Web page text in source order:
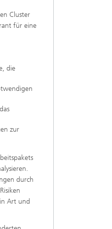
Cluster
für eine
die
zur
durch
Art und